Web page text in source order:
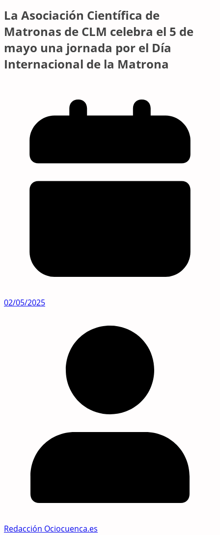
La Asociación Científica de
Matronas de CLM celebra el 5 de
mayo una jornada por el Día
Internacional de la Matrona
02/05/2025
Redacción Ociocuenca.es